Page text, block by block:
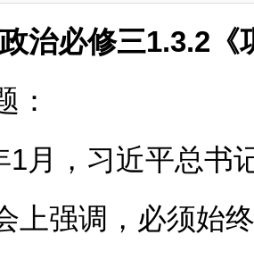
治必修三1.3.2《
：
1月，习近平总书
上强调，必须始